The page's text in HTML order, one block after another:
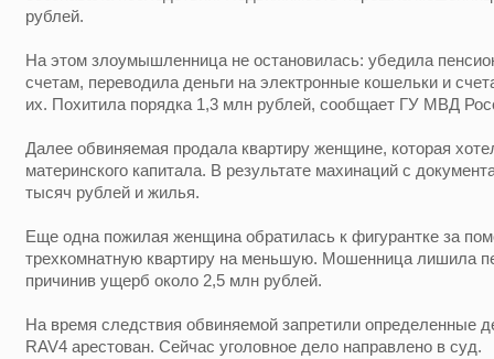
рублей.
На этом злоумышленница не остановилась: убедила
счетам, переводила деньги на электронные кошельки и
их. Похитила порядка 1,3 млн рублей, сообщает ГУ МВД
Далее обвиняемая продала квартиру женщине, которая
материнского капитала. В результате махинаций с
тысяч рублей и жилья.
Еще одна пожилая женщина обратилась к фигурантке за
трехкомнатную квартиру на меньшую. Мошенница лишила
причинив ущерб около 2,5 млн рублей.
На время следствия обвиняемой запретили определенные
RAV4 арестован. Сейчас уголовное дело направлено в суд.